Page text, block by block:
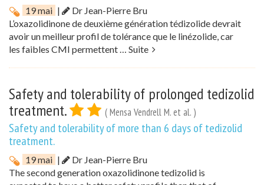
19 mai |
Dr Jean-Pierre Bru
L’oxazolidinone de deuxième génération tédizolide devrait
avoir un meilleur profil de tolérance que le linézolide, car
les faibles CMI permettent … Suite
Safety and tolerability of prolonged tedizolid
treatment.
( Mensa Vendrell M. et al. )
Safety and tolerability of more than 6 days of tedizolid
treatment.
19 mai |
Dr Jean-Pierre Bru
The second generation oxazolidinone tedizolid is